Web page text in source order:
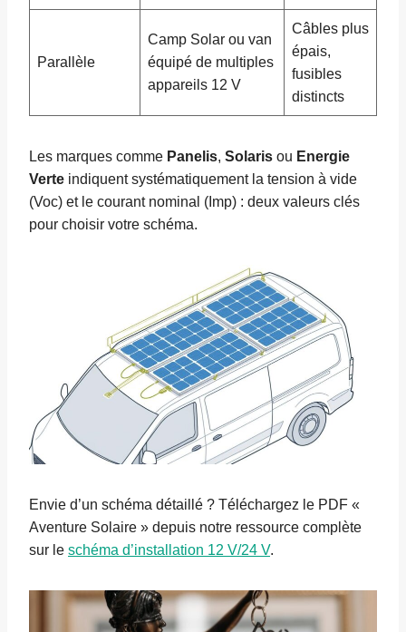
Parallèle
Camp Solar ou van
équipé de multiples
appareils 12 V
Câbles plus
épais,
fusibles
distincts
Les marques comme Panelis, Solaris ou Energie
Verte indiquent systématiquement la tension à vide
(Voc) et le courant nominal (Imp) : deux valeurs clés
pour choisir votre schéma.
Envie d’un schéma détaillé ? Téléchargez le PDF «
Aventure Solaire » depuis notre ressource complète
sur le schéma d’installation 12 V/24 V.